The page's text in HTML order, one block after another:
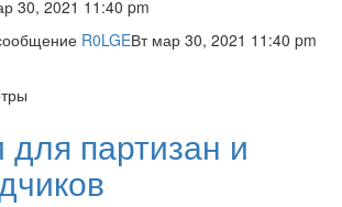
30, 2021 11:40 pm
R0LGEВт мар 30, 2021 11:40 pm
для партизан и